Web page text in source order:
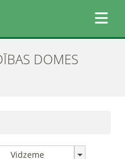
DOMES
Vidzeme